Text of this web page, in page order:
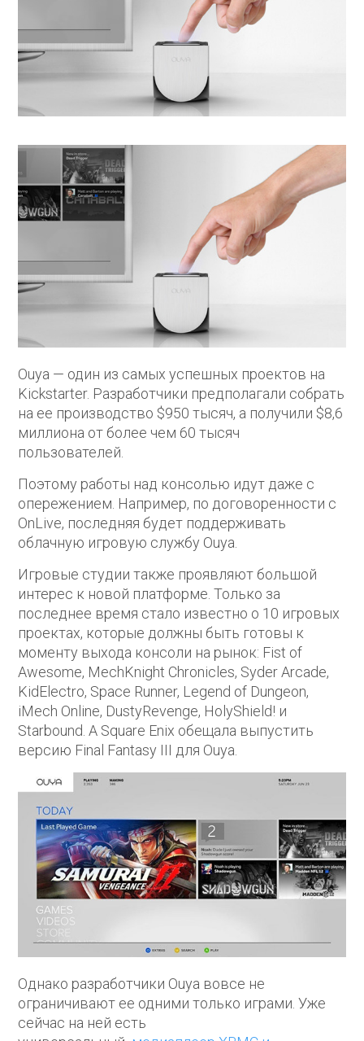
Ouya — один из самых успешных проектов на
Kickstarter. Разработчики предполагали собрать
на ее производство $950 тысяч, а получили $8,6
миллиона от более чем 60 тысяч
пользователей.
Поэтому работы над консолью идут даже с
опережением. Например, по договоренности с
OnLive, последняя будет поддерживать
облачную игровую службу Ouya.
Игровые студии также проявляют большой
интерес к новой платформе. Только за
последнее время стало известно о 10 игровых
проектах, которые должны быть готовы к
моменту выхода консоли на рынок: Fist of
Awesome, MechKnight Chronicles, Syder Arcade,
KidElectro, Space Runner, Legend of Dungeon,
iMech Online, DustyRevenge, HolyShield! и
Starbound. А Square Enix обещала выпустить
версию Final Fantasy III для Ouya.
Однако разработчики Ouya вовсе не
ограничивают ее одними только играми. Уже
сейчас на ней есть